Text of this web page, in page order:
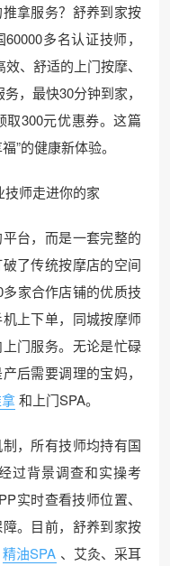
拿服务？舒养到家按
多名认证技师，
、舒适的上门按摩、
，最快30分钟到家，
300元优惠券。这篇
”的健康新体验。
师走进你的家
台，而是一套完整的
了传统按摩店的空间
家合作店铺的优质技
上下单，同城按摩师
门服务。无论是忙碌
后需要调理的宝妈，
和上门SPA。
，所有技师均持有国
过背景调查和实操考
实时查看技师位置、
。目前，舒养到家按
精油SPA 、艾灸、采耳